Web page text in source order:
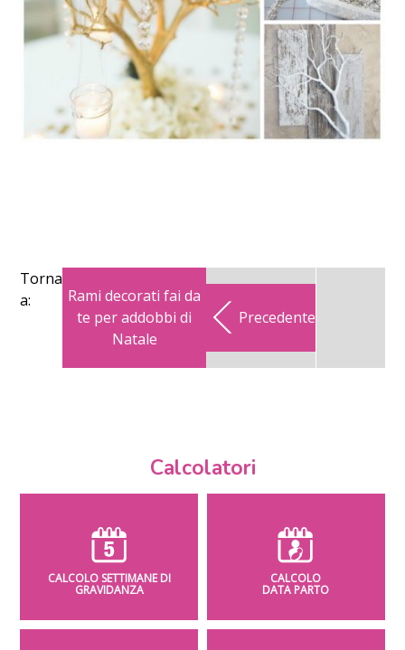
Torna
a:
Rami decorati fai da
te per addobbi di
Natale
Precedente
Calcolatori
CALCOLO SETTIMANE DI
GRAVIDANZA
CALCOLO
DATA PARTO